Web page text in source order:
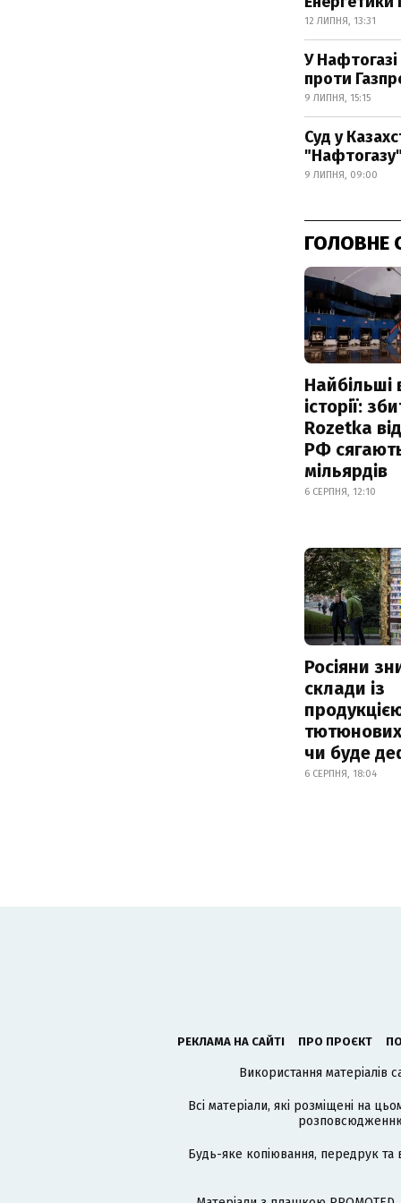
12 ЛИПНЯ, 13:31
У Нафтогазі
проти
9 ЛИПНЯ, 15:15
Суд у
"Нафтогазу"
9 ЛИПНЯ, 09:00
ГОЛОВНЕ
Найбільші
історії:
Rozetka
РФ
мільярдів
6 СЕРПНЯ, 12:10
Росіяни
склади із
тютюнових
чи буде
6 СЕРПНЯ, 18:04
РЕКЛАМА НА САЙТІ ПРО ПРОЄКТ
Використання матеріалів
Всі матеріали, які розміщені на
розповсюдженню
Будь-яке копіювання, передрук та